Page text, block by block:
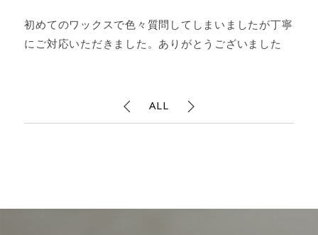
初めてのワックスで色々質問してしまいましたが丁寧
にご対応いただきました。ありがとうございました
ALL